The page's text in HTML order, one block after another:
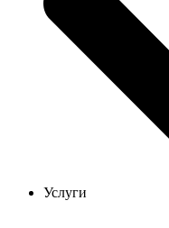
Услуги